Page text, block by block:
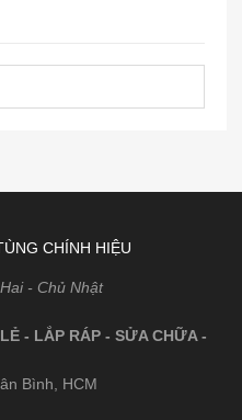
CHÍNH HIỆU
- Chủ Nhật
- LẮP RÁP - SỬA CHỮA -
Bình, HCM